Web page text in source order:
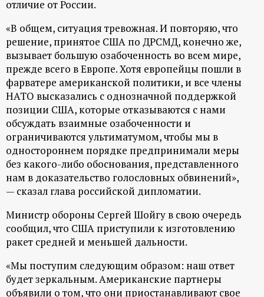
отличие от России.
«В общем, ситуация тревожная. И повторяю, что
решение, принятое США по ДРСМД, конечно же,
вызывает большую озабоченность во всем мире,
прежде всего в Европе. Хотя европейцы пошли в
фарватере американской политики, и все члены
НАТО высказались с однозначной поддержкой
позиции США, которые отказываются с нами
обсуждать взаимные озабоченности и
ограничиваются ультиматумом, чтобы мы в
одностороннем порядке предпринимали меры
без какого-либо обоснования, представленного
нам в доказательство голословных обвинений»,
— сказал глава российской дипломатии.
Министр обороны Сергей Шойгу в свою очередь
сообщил, что США приступили к изготовлению
ракет средней и меньшей дальности.
«Мы поступим следующим образом: наш ответ
будет зеркальным. Американские партнеры
объявили о том, что они приостанавливают свое